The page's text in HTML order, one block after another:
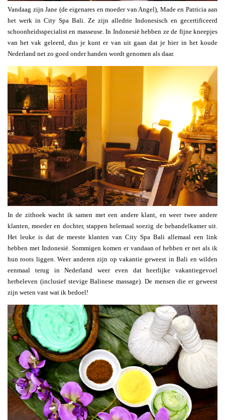
Vandaag zijn Jane (de eigenares en moeder van Angel), Made en Patricia aan
het werk in City Spa Bali. Ze zijn alledrie Indonesisch en gecertificeerd
schoonheidsspecialist en masseuse. In Indonesië hebben ze de fijne kneepjes
van het vak geleerd, dus je kunt er van uit gaan dat je hier in het koude
Nederland net zo goed onder handen wordt genomen als daar.
In de zithoek wacht ik samen met een andere klant, en weer twee andere
klanten, moeder en dochter, stappen helemaal soezig de behandelkamer uit.
Het leuke is dat de meeste klanten van City Spa Bali allemaal een link
hebben met Indonesië. Sommigen komen er vandaan of hebben er net als ik
hun roots liggen. Weer anderen zijn op vakantie geweest in Bali en wilden
eenmaal terug in Nederland weer even dat heerlijke vakantiegevoel
herbeleven (inclusief stevige Balinese massage). De mensen die er geweest
zijn weten vast wat ik bedoel!